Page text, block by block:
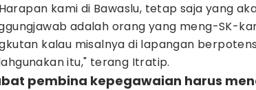
kami di Bawaslu, tetap saja yang
adalah orang yang meng-SK-
kalau misalnya di lapangan
itu," terang Itratip.
pembina kepegawaian harus